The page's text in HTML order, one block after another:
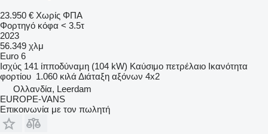
23.950 € Χωρίς ΦΠΑ
Φορτηγό κόφα < 3.5τ
2023
56.349 χλμ
Euro 6
Ισχύς 141 ίπποδύναμη (104 kW) Καύσιμο πετρέλαιο Ικανότητα
φορτίου 1.060 κιλά Διάταξη αξόνων 4x2
Ολλανδία, Leerdam
EUROPE-VANS
Επικοινωνία με τον πωλητή